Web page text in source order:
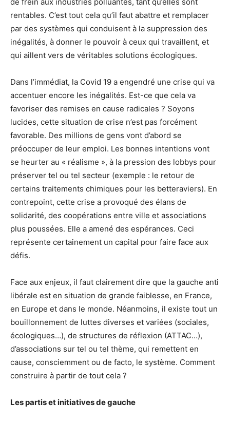
rentables. C’est tout cela qu’il faut abattre et remplacer
par des systèmes qui conduisent à la suppression des
inégalités, à donner le pouvoir à ceux qui travaillent, et
qui aillent vers de véritables solutions écologiques.
Dans l’immédiat, la Covid 19 a engendré une crise qui va
accentuer encore les inégalités. Est-ce que cela va
favoriser des remises en cause radicales ? Soyons
lucides, cette situation de crise n’est pas forcément
favorable. Des millions de gens vont d’abord se
préoccuper de leur emploi. Les bonnes intentions vont
se heurter au « réalisme », à la pression des lobbys pour
préserver tel ou tel secteur (exemple : le retour de
certains traitements chimiques pour les betteraviers). En
contrepoint, cette crise a provoqué des élans de
solidarité, des coopérations entre ville et associations
plus poussées. Elle a amené des espérances. Ceci
représente certainement un capital pour faire face aux
défis.
Face aux enjeux, il faut clairement dire que la gauche anti
libérale est en situation de grande faiblesse, en France,
en Europe et dans le monde. Néanmoins, il existe tout un
bouillonnement de luttes diverses et variées (sociales,
écologiques…), de structures de réflexion (ATTAC…),
d’associations sur tel ou tel thème, qui remettent en
cause, consciemment ou de facto, le système. Comment
construire à partir de tout cela ?
Les partis et initiatives de gauche